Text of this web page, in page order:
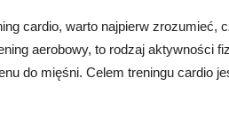
cardio, warto najpierw zrozumieć,
aerobowy, to rodzaj aktywności
do mięśni. Celem treningu cardio